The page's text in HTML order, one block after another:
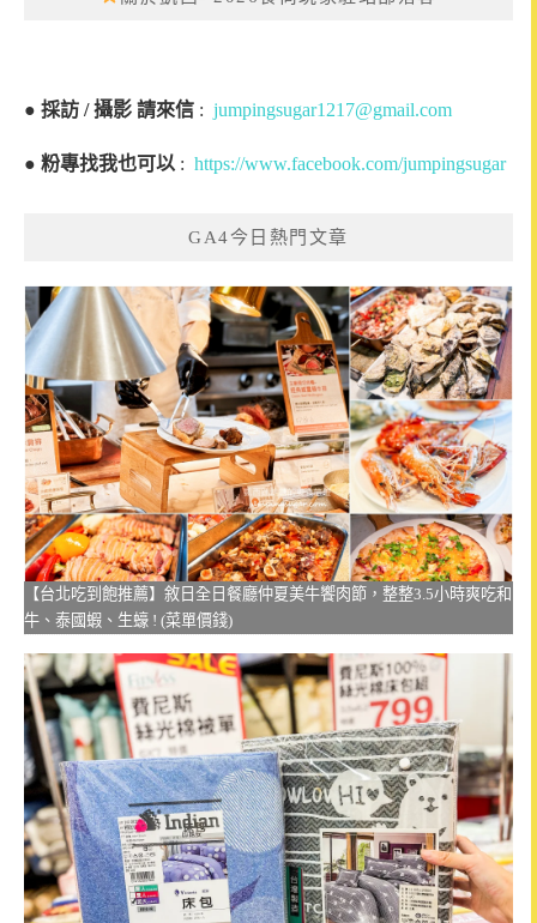
● 採訪 / 攝影 請來信 : jumpingsugar1217@gmail.com
● 粉專找我也可以 : https://www.facebook.com/jumpingsugar
GA4今日熱門文章
【台北吃到飽推薦】敘日全日餐廳仲夏美牛饗肉節，整整3.5小時爽吃和
牛、泰國蝦、生蠔 ! (菜單價錢)